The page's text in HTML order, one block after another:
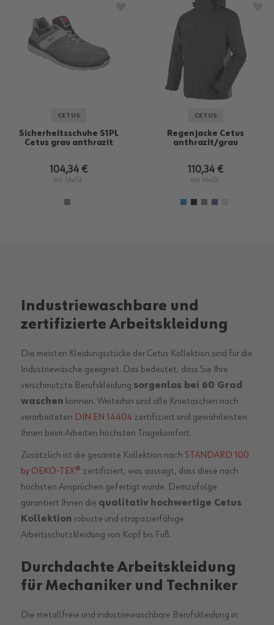
CETUS
Sicherheitsschuhe S1PL
Cetus grau anthrazit
104,34 €
mit MwSt.
ZUR WUNSCHLISTE HINZUFÜGEN
CETUS
Regenjacke Cetus
anthrazit/grau
110,34 €
mit MwSt.
Industriewaschbare und
zertifizierte Arbeitskleidung
Die meisten Kleidungsstücke der Cetus Kollektion sind für die
Industriewäsche geeignet. Das bedeutet, dass Sie Ihre
verschmutzte Berufskleidung sorgenlos bei 60 Grad
waschen können. Weiterhin sind alle Knietaschen nach
verarbeiteten DIN EN 14404 zertifiziert und gewährleisten
Ihnen beim Arbeiten höchsten Tragekomfort.
Zusätzlich ist die gesamte Kollektion nach STANDARD 100
by OEKO-TEX® zertifiziert, was aussagt, dass diese nach
höchsten Ansprüchen gefertigt wurde. Demzufolge
garantiert Ihnen die qualitativ hochwertige Cetus
Kollektion robuste und strapazierfähige
Arbeitsschutzkleidung von Kopf bis Fuß.
Durchdachte Arbeitskleidung
für Mechaniker und Techniker
Die metallfreie und industriewaschbare Berufskleidung in